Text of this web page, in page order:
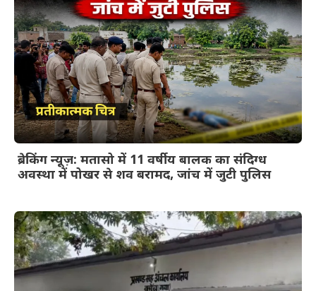
ब्रेकिंग न्यूज़: मतासो में 11 वर्षीय बालक का संदिग्ध
अवस्था में पोखर से शव बरामद, जांच में जुटी पुलिस